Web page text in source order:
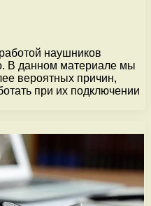
наушников
В данном материале мы
вероятных причин,
при их подключении